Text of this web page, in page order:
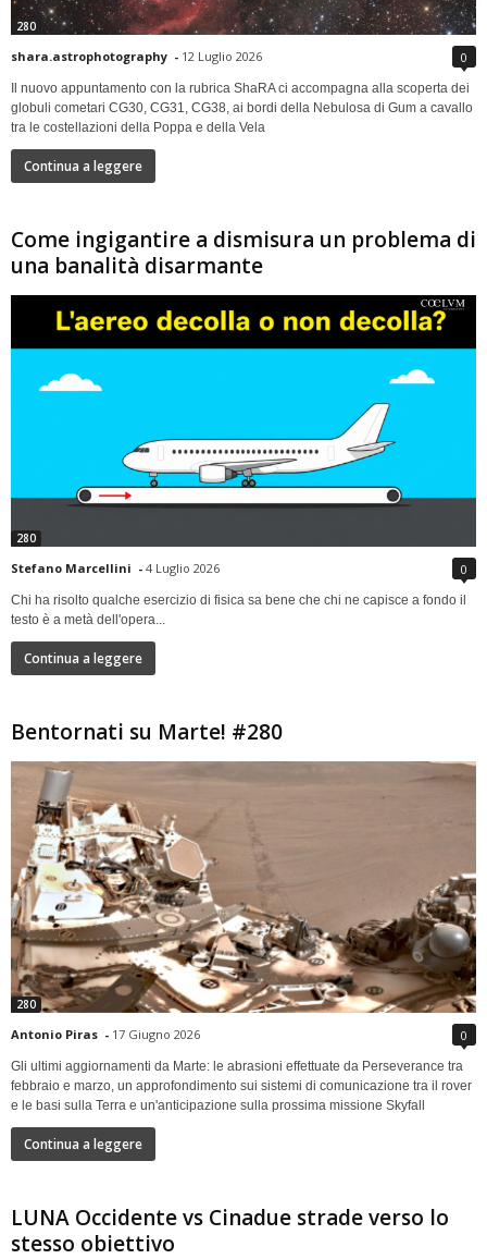
280
shara.astrophotography - 12 Luglio 2026 0
Il nuovo appuntamento con la rubrica ShaRA ci accompagna alla scoperta dei
globuli cometari CG30, CG31, CG38, ai bordi della Nebulosa di Gum a cavallo
tra le costellazioni della Poppa e della Vela
Continua a leggere
Come ingigantire a dismisura un problema di
una banalità disarmante
280
Stefano Marcellini - 4 Luglio 2026 0
Chi ha risolto qualche esercizio di fisica sa bene che chi ne capisce a fondo il
testo è a metà dell'opera...
Continua a leggere
Bentornati su Marte! #280
280
Antonio Piras - 17 Giugno 2026 0
Gli ultimi aggiornamenti da Marte: le abrasioni effettuate da Perseverance tra
febbraio e marzo, un approfondimento sui sistemi di comunicazione tra il rover
e le basi sulla Terra e un'anticipazione sulla prossima missione Skyfall
Continua a leggere
LUNA Occidente vs Cinadue strade verso lo
stesso obiettivo